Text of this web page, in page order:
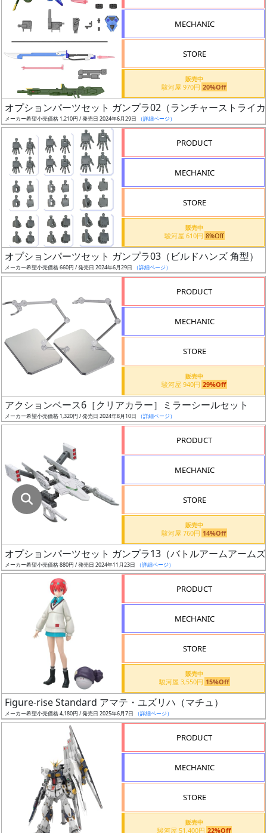
割
引
路
指
定
た
店
最
安
表
ク
ス
ア
ー
タ
ー
MECHANIC
STORE
販売中
駿河屋 970円 20%Off
オプションパーツセット ガンプラ02（ランチャーストライ
メーカー希望小売価格 1,210円 / 発売日 2024年6月29日 （詳細ページ）
PRODUCT
MECHANIC
STORE
販売中
駿河屋 610円 8%Off
オプションパーツセット ガンプラ03（ビルドハンズ 角型）
メーカー希望小売価格 660円 / 発売日 2024年6月29日 （詳細ページ）
PRODUCT
MECHANIC
STORE
販売中
駿河屋 940円 29%Off
アクションベース6［クリアカラー］ミラーシールセット
メーカー希望小売価格 1,320円 / 発売日 2024年8月10日 （詳細ページ）
PRODUCT
MECHANIC
STORE
販売中
駿河屋 760円 14%Off
オプションパーツセット ガンプラ13（バトルアームアーム
メーカー希望小売価格 880円 / 発売日 2024年11月23日 （詳細ページ）
PRODUCT
MECHANIC
STORE
販売中
駿河屋 3,550円 15%Off
Figure-rise Standard アマテ・ユズリハ（マチュ）
メーカー希望小売価格 4,180円 / 発売日 2025年6月7日 （詳細ページ）
PRODUCT
MECHANIC
STORE
販売中
駿河屋 51,400円 22%Off